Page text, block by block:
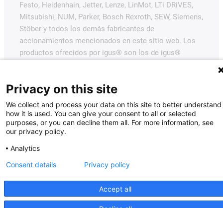
Festo, Heidenhain, Jetter, Lenze, LinMot, LTi DRiVES,
Mitsubishi, NUM, Parker, Bosch Rexroth, SEW, Siemens,
Stöber y todos los demás fabricantes de
accionamientos mencionados en este sitio web. Los
productos ofrecidos por igus® son los de igus®
Privacy on this site
We collect and process your data on this site to better understand
how it is used. You can give your consent to all or selected
purposes, or you can decline them all. For more information, see
our privacy policy.
Analytics
Accept all
Consent details Privacy policy